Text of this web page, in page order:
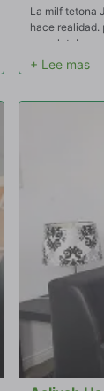
La milf tetona
hace realidad.
completo!